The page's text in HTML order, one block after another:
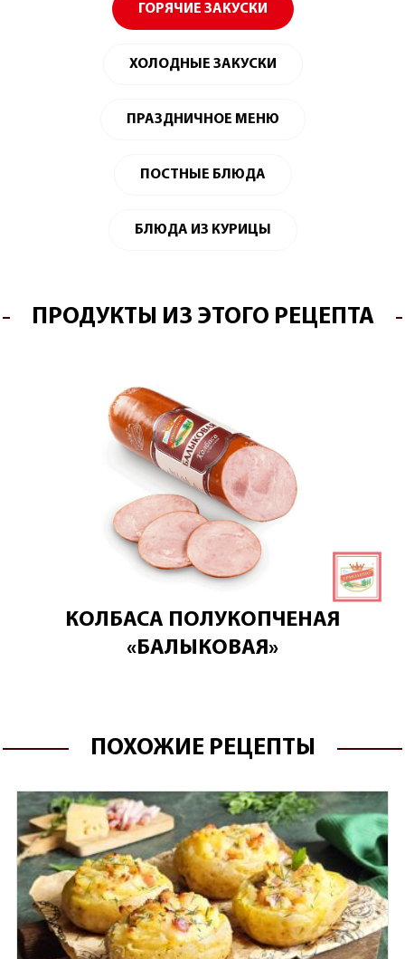
ГОРЯЧИЕ ЗАКУСКИ
ХОЛОДНЫЕ ЗАКУСКИ
ПРАЗДНИЧНОЕ МЕНЮ
ПОСТНЫЕ БЛЮДА
БЛЮДА ИЗ КУРИЦЫ
ПРОДУКТЫ ИЗ ЭТОГО РЕЦЕПТА
КОЛБАСА ПОЛУКОПЧЕНАЯ
«БАЛЫКОВАЯ»
ПОХОЖИЕ РЕЦЕПТЫ